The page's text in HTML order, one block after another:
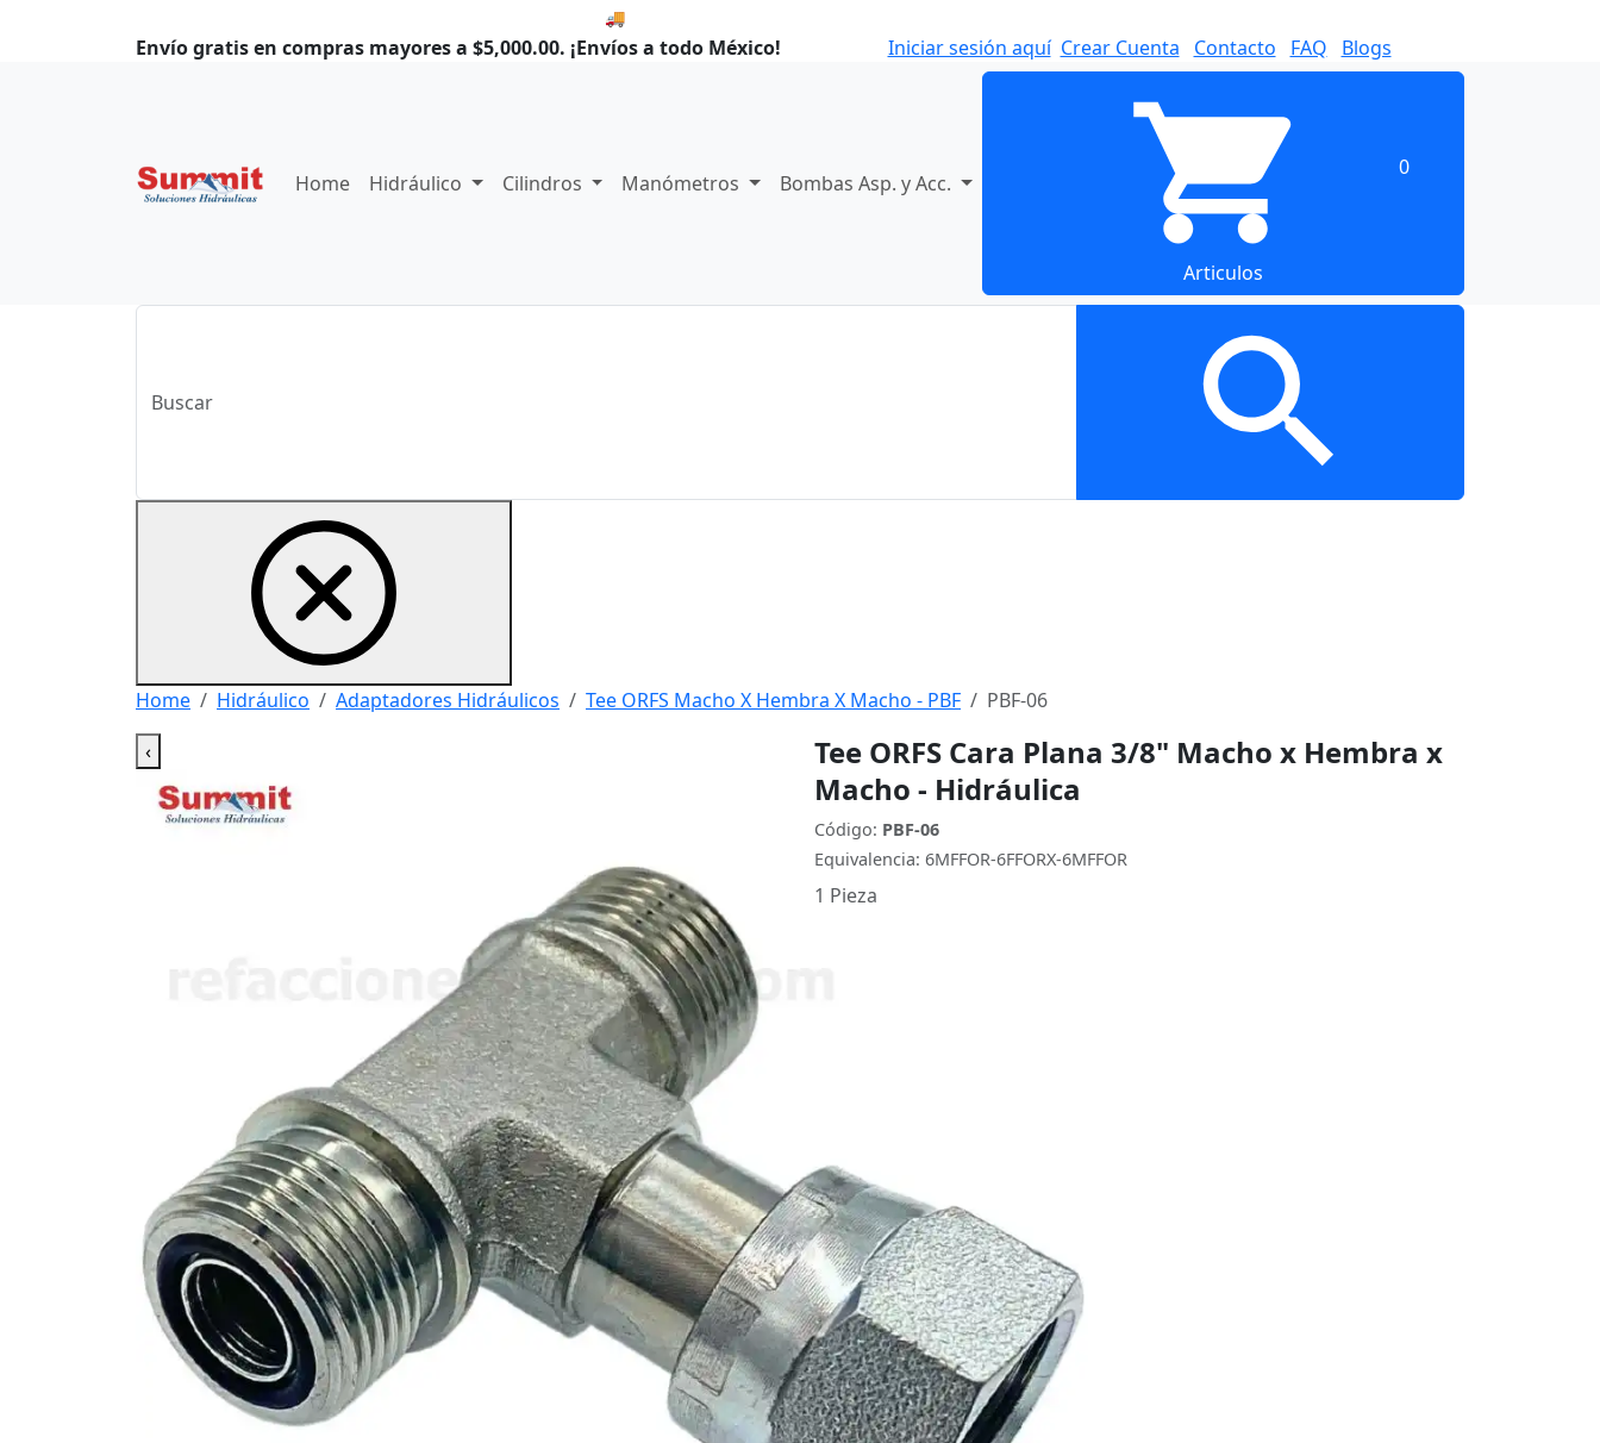
🚚 Envío el Lunes, 10 de agosto si compras hoy.
Envío gratis en compras mayores a $5,000.00. ¡Envíos a todo México! Iniciar sesión aquí Crear Cuenta Contacto FAQ Blogs
Home Hidráulico Cilindros Manómetros Bombas Asp. y Acc.
0
Articulos
Home Hidráulico Adaptadores Hidráulicos Tee ORFS Macho X Hembra X Macho - PBF
PBF-06
‹
Tee ORFS Cara Plana 3/8" Macho x Hembra x
Macho - Hidráulica
Código: PBF-06
Equivalencia: 6MFFOR-6FFORX-6MFFOR
1 Pieza